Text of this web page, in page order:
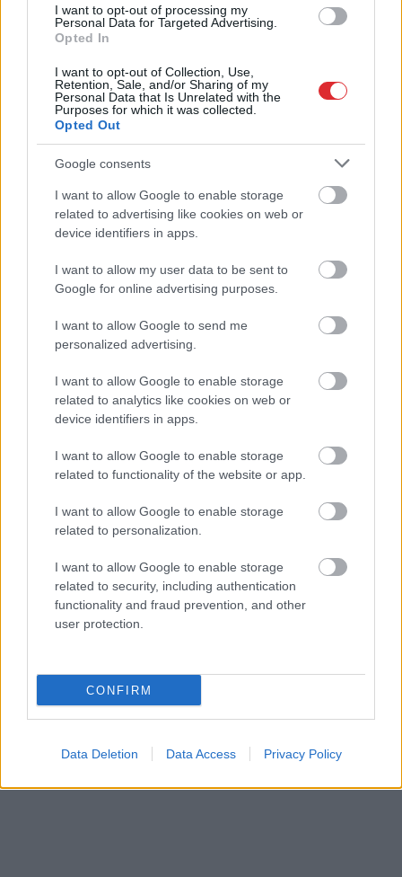
I want to opt-out of processing my
Personal Data for Targeted Advertising.
Opted In
I want to opt-out of Collection, Use,
Retention, Sale, and/or Sharing of my
Personal Data that Is Unrelated with the
Purposes for which it was collected.
Opted Out
Google consents
I want to allow Google to enable storage
related to advertising like cookies on web or
device identifiers in apps.
I want to allow my user data to be sent to
Google for online advertising purposes.
I want to allow Google to send me
personalized advertising.
I want to allow Google to enable storage
related to analytics like cookies on web or
device identifiers in apps.
I want to allow Google to enable storage
related to functionality of the website or app.
I want to allow Google to enable storage
related to personalization.
I want to allow Google to enable storage
related to security, including authentication
functionality and fraud prevention, and other
user protection.
CONFIRM
Data Deletion Data Access Privacy Policy
TESTS.Tikai cilvēki ar
laucinieka DNS spēs iegūt
80% šajā lauku gudrību
testā
gatava “Rail Baltica”
pamattrase? Dubkēvičs
scenāriju
reibums! Rīgā
policija aiztur agresīvu
vīrieti, kurš ar
elektrisko riteņkrēslu
pārvietojās pa
Atcelt Ziņot